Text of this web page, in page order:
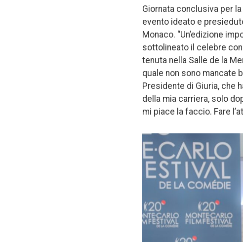
Giornata conclusiva per
evento ideato e
Monaco. “Un’edizione
sottolineato il celebre
tenuta nella Salle de la
quale non sono mancate
Presidente di Giuria, che
della mia carriera, solo
mi piace la faccio. Fare